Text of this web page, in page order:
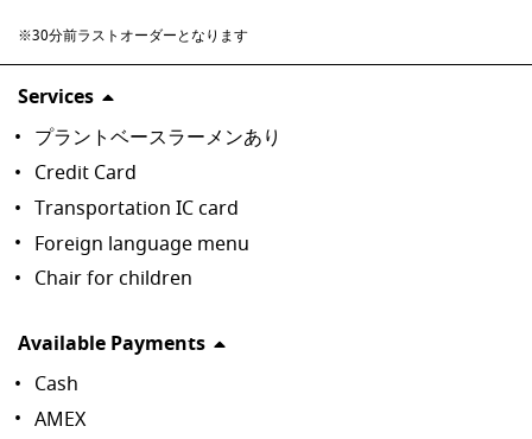
※30分前ラストオーダーとなります
Services
プラントベースラーメンあり
Credit Card
Transportation IC card
Foreign language menu
Chair for children
Available Payments
Cash
AMEX